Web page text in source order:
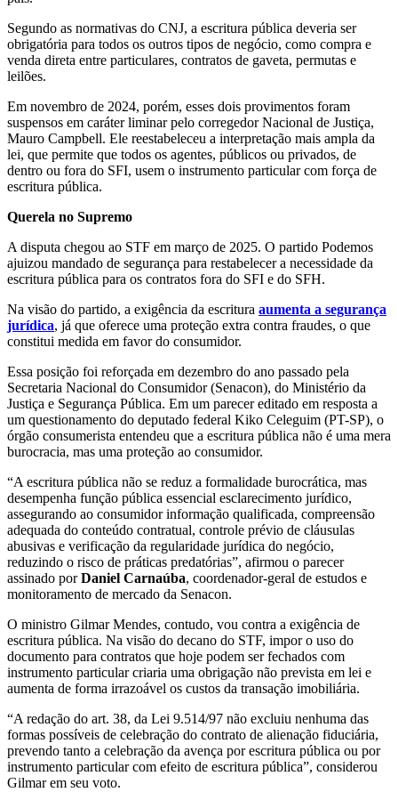
Segundo as normativas do CNJ, a escritura pública deveria ser
obrigatória para todos os outros tipos de negócio, como compra e
venda direta entre particulares, contratos de gaveta, permutas e
leilões.
Em novembro de 2024, porém, esses dois provimentos foram
suspensos em caráter liminar pelo corregedor Nacional de Justiça,
Mauro Campbell. Ele reestabeleceu a interpretação mais ampla da
lei, que permite que todos os agentes, públicos ou privados, de
dentro ou fora do SFI, usem o instrumento particular com força de
escritura pública.
Querela no Supremo
A disputa chegou ao STF em março de 2025. O partido Podemos
ajuizou mandado de segurança para restabelecer a necessidade da
escritura pública para os contratos fora do SFI e do SFH.
Na visão do partido, a exigência da escritura aumenta a segurança
jurídica, já que oferece uma proteção extra contra fraudes, o que
constitui medida em favor do consumidor.
Essa posição foi reforçada em dezembro do ano passado pela
Secretaria Nacional do Consumidor (Senacon), do Ministério da
Justiça e Segurança Pública. Em um parecer editado em resposta a
um questionamento do deputado federal Kiko Celeguim (PT-SP), o
órgão consumerista entendeu que a escritura pública não é uma mera
burocracia, mas uma proteção ao consumidor.
“A escritura pública não se reduz a formalidade burocrática, mas
desempenha função pública essencial esclarecimento jurídico,
assegurando ao consumidor informação qualificada, compreensão
adequada do conteúdo contratual, controle prévio de cláusulas
abusivas e verificação da regularidade jurídica do negócio,
reduzindo o risco de práticas predatórias”, afirmou o parecer
assinado porDaniel Carnaúba, coordenador-geral de estudos e
monitoramento de mercado da Senacon.
O ministro Gilmar Mendes, contudo, vou contra a exigência de
escritura pública. Na visão do decano do STF, impor o uso do
documento para contratos que hoje podem ser fechados com
instrumento particular criaria uma obrigação não prevista em lei e
aumenta de forma irrazoável os custos da transação imobiliária.
“A redação do art. 38, da Lei 9.514/97 não excluiu nenhuma das
formas possíveis de celebração do contrato de alienação fiduciária,
prevendo tanto a celebração da avença por escritura pública ou por
instrumento particular com efeito de escritura pública”, considerou
Gilmar em seu voto.